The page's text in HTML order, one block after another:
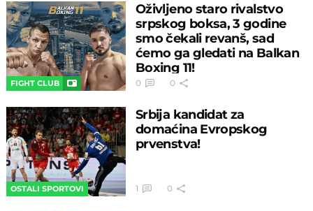
FIGHT CLUB
Oživljeno staro rivalstvo
srpskog boksa, 3 godine
smo čekali revanš, sad
ćemo ga gledati na Balkan
Boxing 11!
0 0
OSTALI SPORTOVI
Srbija kandidat za
domaćina Evropskog
prvenstva!
1 0